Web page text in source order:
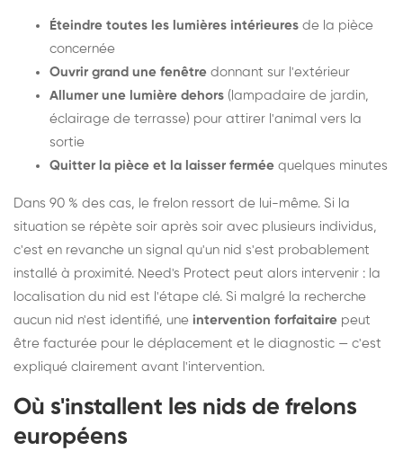
Éteindre toutes les lumières intérieures de la pièce
concernée
Ouvrir grand une fenêtre donnant sur l'extérieur
Allumer une lumière dehors (lampadaire de jardin,
éclairage de terrasse) pour attirer l'animal vers la
sortie
Quitter la pièce et la laisser fermée quelques minutes
Dans 90 % des cas, le frelon ressort de lui-même. Si la
situation se répète soir après soir avec plusieurs individus,
c'est en revanche un signal qu'un nid s'est probablement
installé à proximité. Need's Protect peut alors intervenir : la
localisation du nid est l'étape clé. Si malgré la recherche
aucun nid n'est identifié, une intervention forfaitaire peut
être facturée pour le déplacement et le diagnostic — c'est
expliqué clairement avant l'intervention.
Où s'installent les nids de frelons
européens